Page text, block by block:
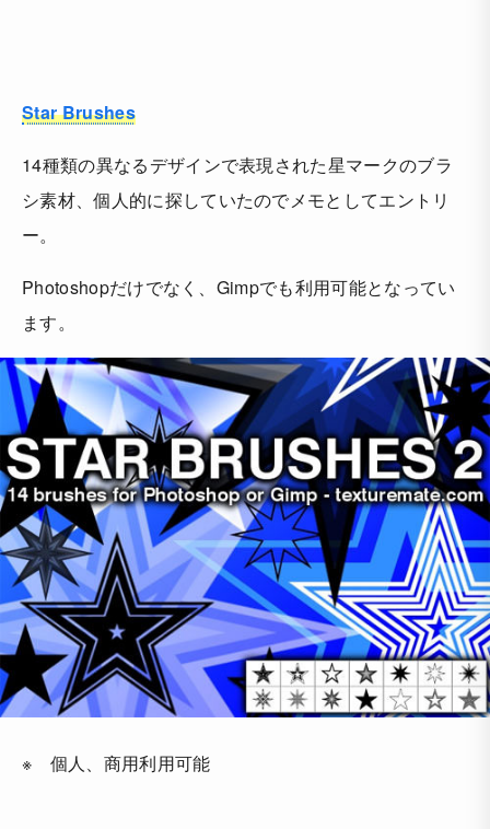
Star Brushes
14種類の異なるデザインで表現された星マークのブラ
シ素材、個人的に探していたのでメモとしてエントリ
ー。
Photoshopだけでなく、Gimpでも利用可能となってい
ます。
※ 個人、商用利用可能